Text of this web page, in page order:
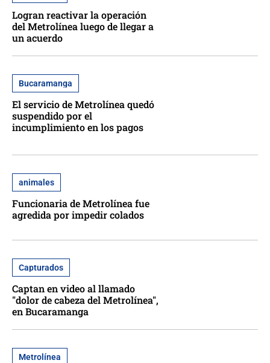
Logran reactivar la operación
del Metrolínea luego de llegar a
un acuerdo
Bucaramanga
El servicio de Metrolínea quedó
suspendido por el
incumplimiento en los pagos
animales
Funcionaria de Metrolínea fue
agredida por impedir colados
Capturados
Captan en video al llamado
"dolor de cabeza del Metrolínea",
en Bucaramanga
Metrolínea